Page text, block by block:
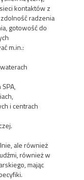
kontaktów z
radzenia
gotowość do
m.in.:
i centrach
ale również
również w
mając